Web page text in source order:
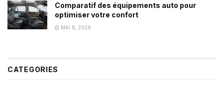
Comparatif des équipements auto pour
optimiser votre confort
MAI 8, 2026
CATEGORIES